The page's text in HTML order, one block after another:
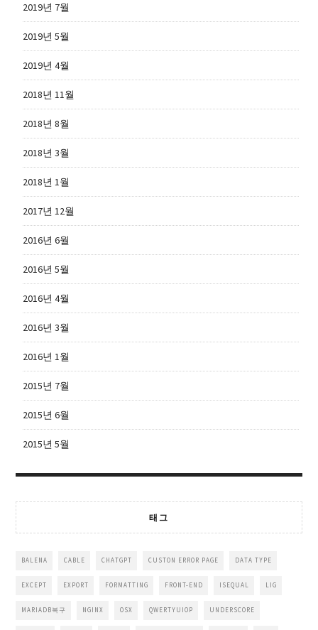
2019년 7월
2019년 5월
2019년 4월
2018년 11월
2018년 8월
2018년 3월
2018년 1월
2017년 12월
2016년 6월
2016년 5월
2016년 4월
2016년 3월
2016년 1월
2015년 7월
2015년 6월
2015년 5월
태그
BALENA CABLE CHATGPT CUSTON ERROR PAGE DATA TYPE
EXCEPT EXPORT FORMATTING FRONT-END ISEQUAL LIG
MARIADB복구 NGINX OSX QWERTYUIOP UNDERSCORE